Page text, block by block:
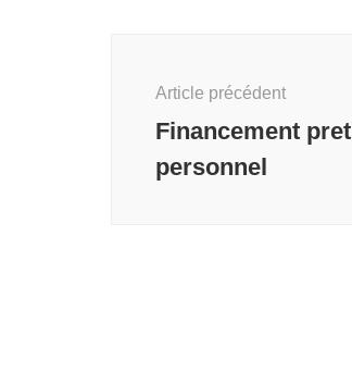
Article précédent
Financement pret
personnel